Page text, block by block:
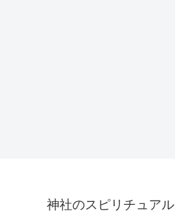
神社のスピリチュアル